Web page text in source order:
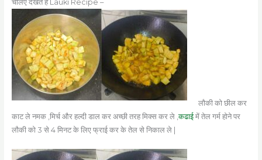
चलिए देखते है Lauki Recipe –
लौकी को छील कर
काट ले नमक ,मिर्च और हल्दी डाल कर अच्छी तरह मिक्स कर ले ,कढाईमें तेल गर्म होने पर
लौकी को 3 से 4 मिनट के लिए फ्राई कर के तेल से निकाल ले |